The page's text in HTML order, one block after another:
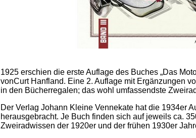
1925 erschien die erste Auflage des Buches „Das
vonCurt Hanfland. Eine 2. Auflage mit Ergänzungen
in den Bücherregalen; das wohl umfassendste
Der Verlag Johann Kleine Vennekate hat die 1934er
herausgebracht. Je Buch finden sich auf jeweils ca.
Zweiradwissen der 1920er und der frühen 1930er